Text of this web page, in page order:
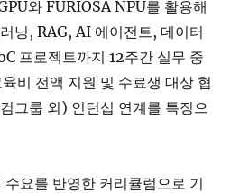
와 FURIOSA NPU를 활용해
닝, RAG, AI 에이전트, 데이터
프로젝트까지 12주간 실무 중
비 전액 지원 및 수료생 대상 협
그룹 외) 인턴십 연계를 특징으
요를 반영한 커리큘럼으로 기